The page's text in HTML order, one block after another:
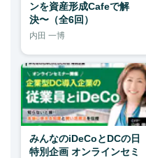
ンを資産形成Cafeで解
決〜（全6回）
内田 一博
みんなのiDeCoとDCの日
特別企画 オンラインセミ